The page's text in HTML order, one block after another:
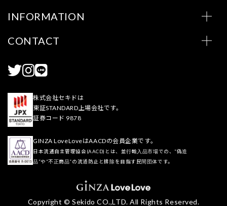
INFORMATION
CONTACT
株式会社セキドは
東証STANDARD上場会社です。
証券コード 9878
GINZA LoveLoveはAACDの会員企業です。
日本流通自主管理協会(AACD)とは、並行輸入品市場での、“偽造
品”や“不正商品”の流通防止と排除を目指す民間団体です。
Copyright © Sekido CO.,LTD. All Rights Reserved.